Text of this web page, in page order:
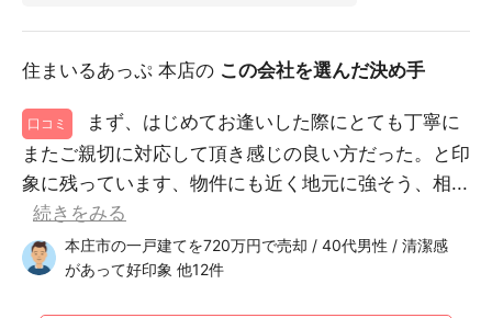
住まいるあっぷ 本店の この会社を選んだ決め手
口コミ
まず、はじめてお逢いした際にとても丁寧に
またご親切に対応して頂き感じの良い方だった。と印
象に残っています、物件にも近く地元に強そう、相...
続きをみる
本庄市の一戸建てを720万円で売却 / 40代男性 / 清潔感
があって好印象 他12件